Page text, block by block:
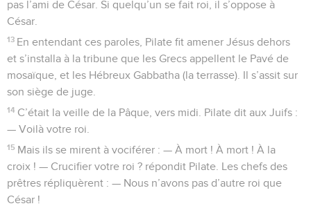
pas l’ami de César. Si quelqu’un se fait roi, il s’oppose à
César.
13 En entendant ces paroles, Pilate fit amener Jésus dehors
et s’installa à la tribune que les Grecs appellent le Pavé de
mosaïque, et les Hébreux Gabbatha (la terrasse). Il s’assit sur
son siège de juge.
14 C’était la veille de la Pâque, vers midi. Pilate dit aux Juifs :
— Voilà votre roi.
15 Mais ils se mirent à vociférer : — À mort ! À mort ! À la
croix ! — Crucifier votre roi ? répondit Pilate. Les chefs des
prêtres répliquèrent : — Nous n’avons pas d’autre roi que
César !